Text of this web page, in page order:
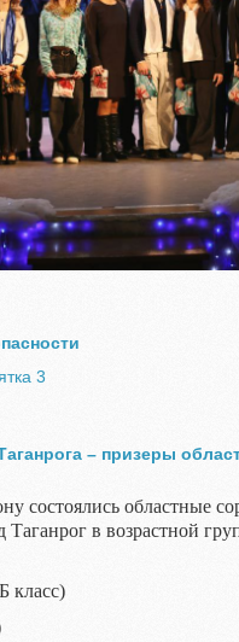
3
– призеры
состоялись областные
в возрастной
класс)